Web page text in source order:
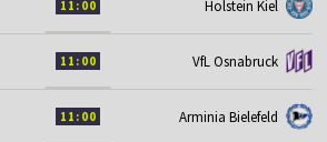
11:00 Holstein Kiel
11:00 VfL Osnabruck
11:00 Arminia Bielefeld